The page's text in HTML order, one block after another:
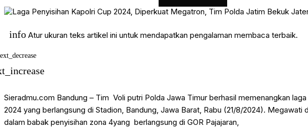
News
PAGELARAN
PEMILUSERENTAK2024
Persyarikatan
Ramadhan Karem
REPORTASE HAJI
SEPUTAR JOGJA
Solo Raya
info Atur ukuran teks artikel ini untuk mendapatkan pengalaman membaca terbaik.
Sieradmu.com Bandung – Tim Voli putri Polda Jawa Timur berhasil memenangkan
2024 yang berlangsung di Stadion, Bandung, Jawa Barat, Rabu (21/8/2024). Megawati
dalam babak penyisihan zona 4yang berlangsung di GOR Pajajaran,